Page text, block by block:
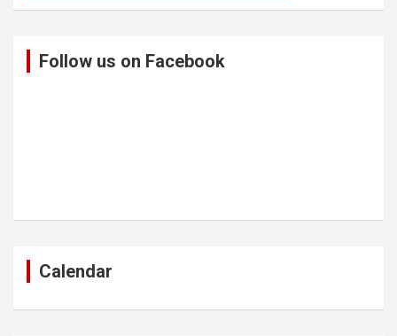
Follow us on Facebook
Calendar